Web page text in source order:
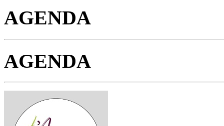
AGENDA
AGENDA